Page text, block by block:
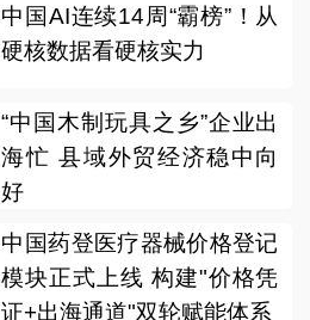
中国AI连续14周“霸榜”！从
硬核数据看硬核实力
“中国木制玩具之乡”企业出
海忙 县域外贸经济稳中向
好
中国药登医疗器械价格登记
模块正式上线 构建"价格凭
证+出海通道"双轮赋能体系